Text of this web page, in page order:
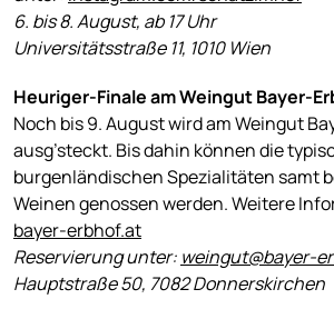
6. bis 8. August, ab 17 Uhr
Universitätsstraße 11, 1010 Wien
Heuriger-Finale am Weingut Bayer-
Noch bis 9. August wird am Weingut
ausg’steckt. Bis dahin können die
burgenländischen Spezialitäten samt
Weinen genossen werden. Weitere
bayer-erbhof.at
Reservierung unter: weingut@bayer-
Hauptstraße 50, 7082 Donnerskirchen